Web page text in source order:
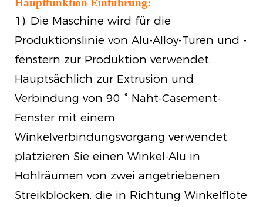
Hauptfunktion Einführung:
1). Die Maschine wird für die
Produktionslinie von Alu-Alloy-Türen und -
fenstern zur Produktion verwendet.
Hauptsächlich zur Extrusion und
Verbindung von 90 ° Naht-Casement-
Fenster mit einem
Winkelverbindungsvorgang verwendet,
platzieren Sie einen Winkel-Alu in
Hohlräumen von zwei angetriebenen
Streikblöcken, die in Richtung Winkelflöte